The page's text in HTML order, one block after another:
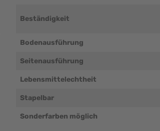
Beständigkeit
Bodenausführung
Seitenausführung
Lebensmittelechtheit
Stapelbar
Sonderfarben möglich